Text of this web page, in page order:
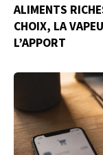
ALIMENTS
CHOIX, LA
L’APPORT